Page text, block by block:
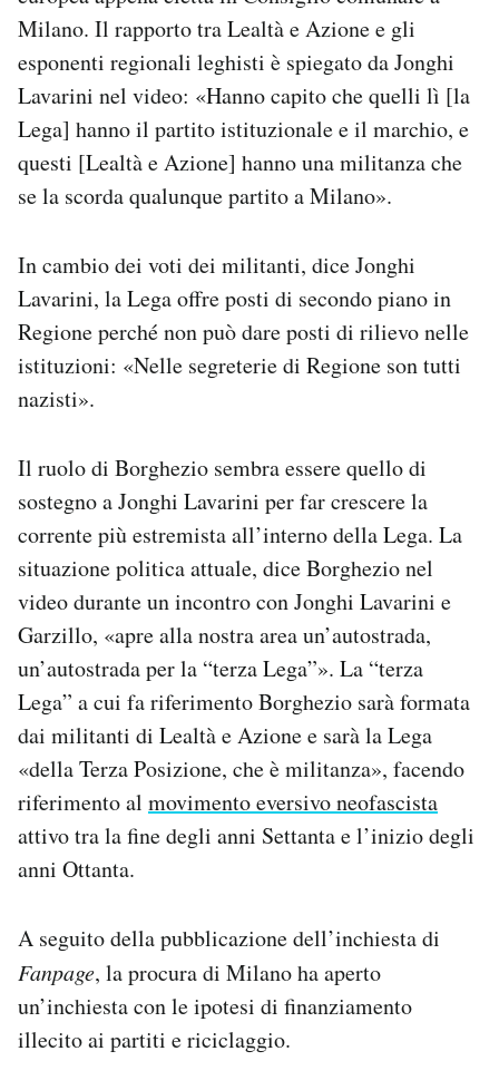
Milano. Il rapporto tra Lealtà e Azione e gli
esponenti regionali leghisti è spiegato da Jonghi
Lavarini nel video: «Hanno capito che quelli lì [la
Lega] hanno il partito istituzionale e il marchio, e
questi [Lealtà e Azione] hanno una militanza che
se la scorda qualunque partito a Milano».
In cambio dei voti dei militanti, dice Jonghi
Lavarini, la Lega offre posti di secondo piano in
Regione perché non può dare posti di rilievo nelle
istituzioni: «Nelle segreterie di Regione son tutti
nazisti».
Il ruolo di Borghezio sembra essere quello di
sostegno a Jonghi Lavarini per far crescere la
corrente più estremista all’interno della Lega. La
situazione politica attuale, dice Borghezio nel
video durante un incontro con Jonghi Lavarini e
Garzillo, «apre alla nostra area un’autostrada,
un’autostrada per la “terza Lega”». La “terza
Lega” a cui fa riferimento Borghezio sarà formata
dai militanti di Lealtà e Azione e sarà la Lega
«della Terza Posizione, che è militanza», facendo
riferimento al movimento eversivo neofascista
attivo tra la fine degli anni Settanta e l’inizio degli
anni Ottanta.
A seguito della pubblicazione dell’inchiesta di
Fanpage, la procura di Milano ha aperto
un’inchiesta con le ipotesi di finanziamento
illecito ai partiti e riciclaggio.